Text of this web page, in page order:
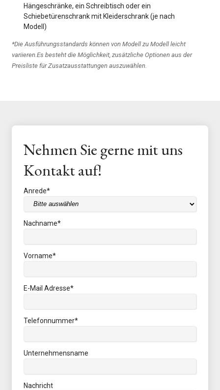
Hängeschränke, ein Schreibtisch oder ein
Schiebetürenschrank mit Kleiderschrank (je nach
Modell)
*Die Ausführungsstandards können von Modell zu Modell leicht
variieren.Es besteht die Möglichkeit, zusätzliche Optionen aus der
Preisliste für Zusatzausstattungen auszuwählen.
Nehmen Sie gerne mit uns
Kontakt auf!
Anrede*
Nachname*
Vorname*
E-Mail Adresse*
Telefonnummer*
Unternehmensname
Nachricht